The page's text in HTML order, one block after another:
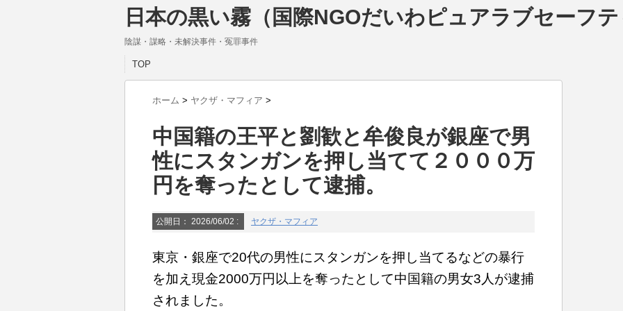
日本の黒い霧（国際NGOだいわピュアラブセーフテ
陰謀・謀略・未解決事件・冤罪事件
TOP
ホーム > ヤクザ・マフィア >
中国籍の王平と劉歓と牟俊良が銀座で男
性にスタンガンを押し当てて２０００万
円を奪ったとして逮捕。
公開日： 2026/06/02 : ヤクザ・マフィア
東京・銀座で20代の男性にスタンガンを押し当てるなどの暴行
を加え現金2000万円以上を奪ったとして中国籍の男女3人が逮捕
されました。